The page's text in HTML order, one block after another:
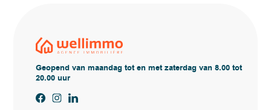
Geopend van maandag tot en met zaterdag van 8.00 tot
20.00 uur